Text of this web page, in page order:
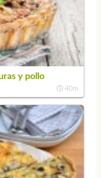
y pollo
40m